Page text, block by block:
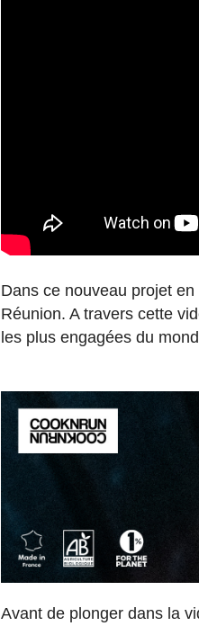
Dans ce nouveau projet
Réunion. A travers cette
les plus engagées du
Avant de plonger dans la